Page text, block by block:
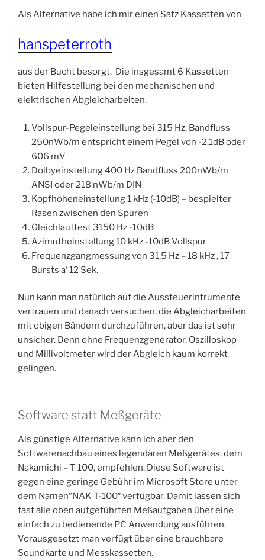
Als Alternative habe ich mir einen Satz Kassetten von
hanspeterroth
aus der Bucht besorgt. Die insgesamt 6 Kassetten
bieten Hilfestellung bei den mechanischen und
elektrischen Abgleicharbeiten.
Vollspur-Pegeleinstellung bei 315 Hz, Bandfluss
250nWb/m entspricht einem Pegel von -2,1dB oder
606 mV
Dolbyeinstellung 400 Hz Bandfluss 200nWb/m
ANSI oder 218 nWb/m DIN
Kopfhöheneinstellung 1 kHz (-10dB) – bespielter
Rasen zwischen den Spuren
Gleichlauftest 3150 Hz -10dB
Azimutheinstellung 10 kHz -10dB Vollspur
Frequenzgangmessung von 31,5 Hz – 18 kHz , 17
Bursts a‘ 12 Sek.
Nun kann man natürlich auf die Aussteuerintrumente
vertrauen und danach versuchen, die Abgleicharbeiten
mit obigen Bändern durchzuführen, aber das ist sehr
unsicher. Denn ohne Frequenzgenerator, Oszilloskop
und Millivoltmeter wird der Abgleich kaum korrekt
gelingen.
Software statt Meßgeräte
Als günstige Alternative kann ich aber den
Softwarenachbau eines legendären Meßgerätes, dem
Nakamichi – T 100, empfehlen. Diese Software ist
gegen eine geringe Gebühr im Microsoft Store unter
dem Namen“NAK T-100″ verfügbar. Damit lassen sich
fast alle oben aufgeführten Meßaufgaben über eine
einfach zu bedienende PC Anwendung ausführen.
Vorausgesetzt man verfügt über eine brauchbare
Soundkarte und Messkassetten.